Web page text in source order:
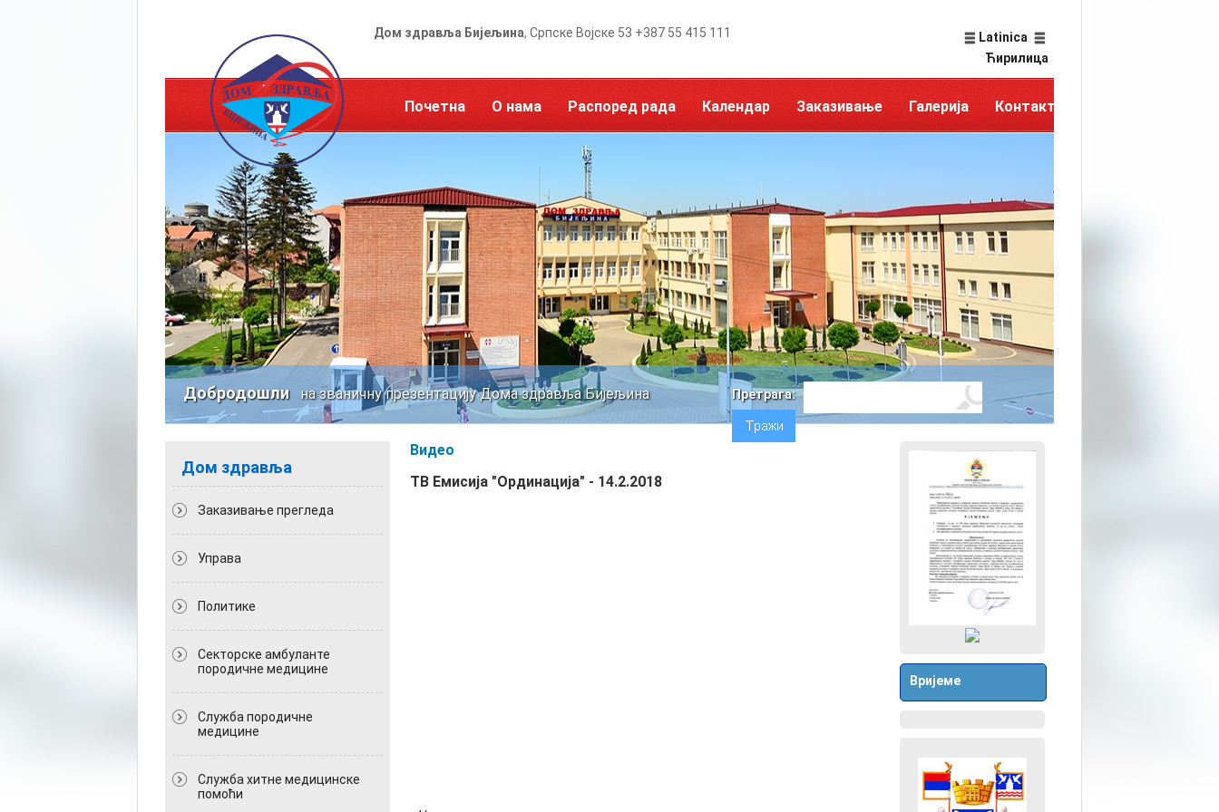
Дом здравља Бијељина, Српске Војске 53 +387 55 415 111
Latinica
Ћирилица
Почетна О нама Распоред рада Календар Заказивање Галерија Контакт
Добродошлина званичну презентацију Дома здравља Бијељина Претрага:
Дом здравља
Заказивање прегледа
Управа
Политикe
Секторске амбуланте
породичне медицине
Служба породичне
медицине
Служба хитне медицинске
помоћи
Видео
ТВ Емисија "Ординација" - 14.2.2018
Вријеме